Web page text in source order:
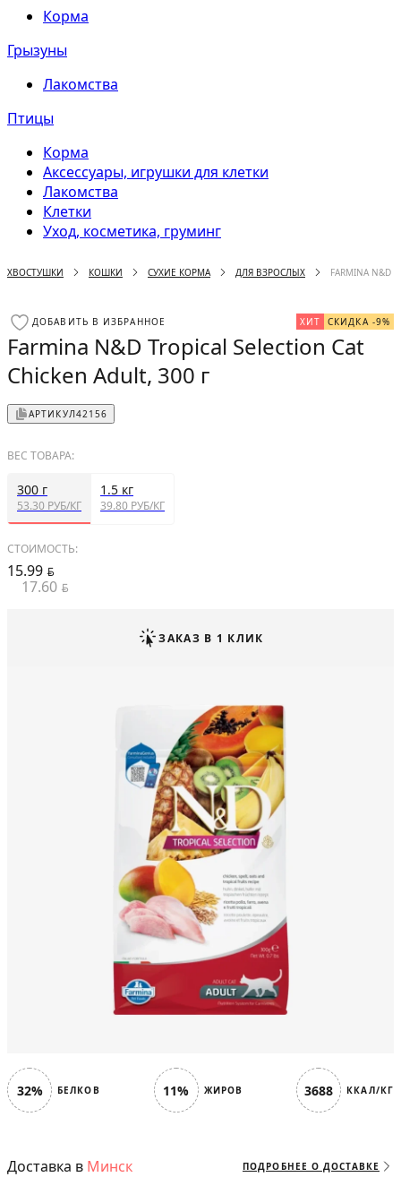
Корма
Грызуны
Лакомства
Птицы
Корма
Аксессуары, игрушки для клетки
Лакомства
Клетки
Уход, косметика, груминг
ХВОСТУШКИ КОШКИ СУХИЕ КОРМА ДЛЯ ВЗРОСЛЫХ FARMINA N&D
32% БЕЛКОВ 11% ЖИРОВ 3688 ККАЛ/КГ
Доставка в Минск ПОДРОБНЕЕ О ДОСТАВКЕ
ДОБАВИТЬ В ИЗБРАННОЕ ХИТ СКИДКА -9%
Farmina N&D Tropical Selection Cat
Chicken Adult, 300 г
АРТИКУЛ42156
ВЕС ТОВАРА:
300 г
53.30 РУБ/КГ
1.5 кг
39.80 РУБ/КГ
СТОИМОСТЬ:
15.99 BYN
17.60 BYN
ЗАКАЗ В 1 КЛИК